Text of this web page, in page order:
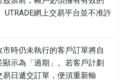
UTRADE網上交易平台並不准許
市時仍未執行的客戶訂單將自
顯示為「過期」。若客戶計劃
易日遞交訂單，便須重新輸